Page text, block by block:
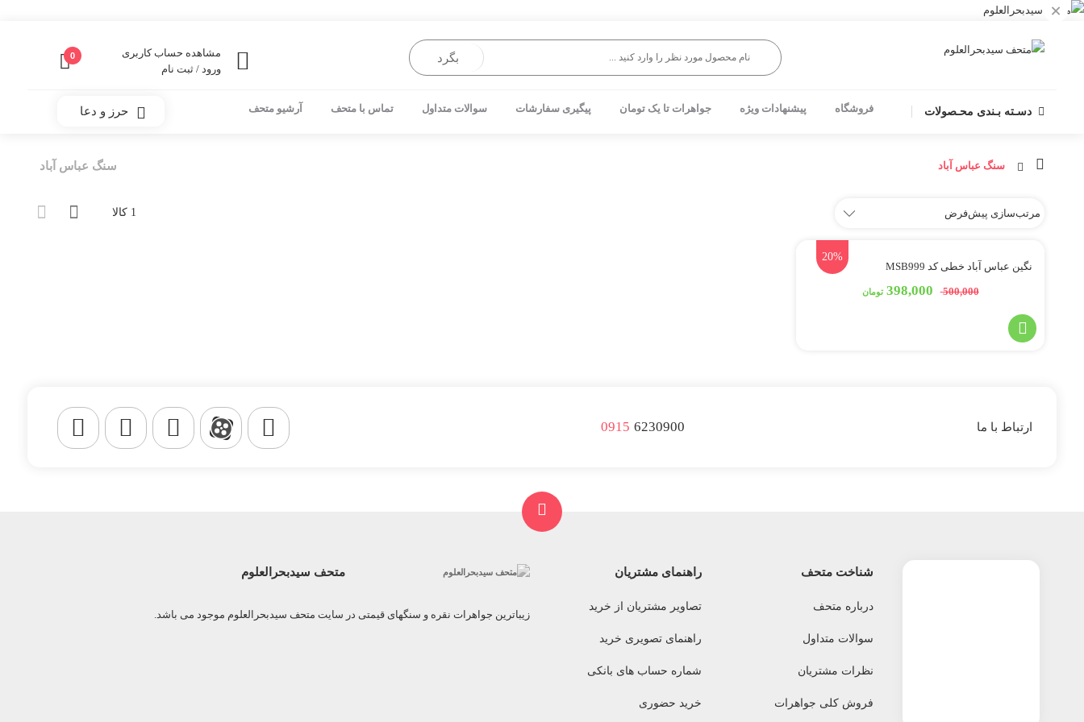
×
بگرد 0
مشاهده حساب کاربری
ورود / ثبت نام
دسـته بـندی محـصولات فروشگاه پیشنهادات ویژه جواهرات تا یک تومان پیگیری سفارشات سوالات متداول تماس با متحف آرشیو متحف حرز و دعا
سنگ عباس آباد سنگ عباس آباد
1 کالا
20%
نگین عباس آباد خطی کد MSB999
500,000
398,000 تومان
ارتباط با ما 0915 6230900
شناخت متحف
درباره متحف
سوالات متداول
نظرات مشتریان
فروش کلی جواهرات
راهنمای مشتریان
تصاویر مشتریان از خرید
راهنمای تصویری خرید
شماره حساب های بانکی
خرید حضوری
متحف سیدبحرالعلوم
زیباترین جواهرات نقره و سنگهای قیمتی در سایت متحف سیدبحرالعلوم موجود می باشد.